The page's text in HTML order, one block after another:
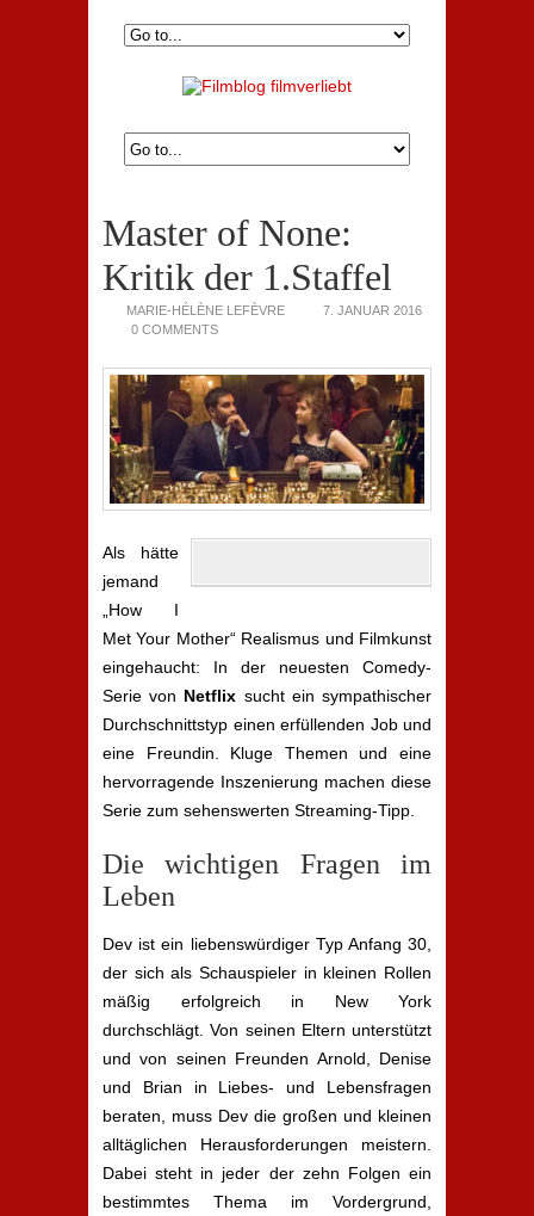
Master of None:
Kritik der 1.Staffel
MARIE-HÉLÈNE LEFÈVRE
7. JANUAR 2016
0 COMMENTS
Als hätte
jemand
„How I
Met Your Mother“ Realismus und Filmkunst
eingehaucht: In der neuesten Comedy-
Serie von Netflix sucht ein sympathischer
Durchschnittstyp einen erfüllenden Job und
eine Freundin. Kluge Themen und eine
hervorragende Inszenierung machen diese
Serie zum sehenswerten Streaming-Tipp.
Die wichtigen Fragen im
Leben
Dev ist ein liebenswürdiger Typ Anfang 30,
der sich als Schauspieler in kleinen Rollen
mäßig erfolgreich in New York
durchschlägt. Von seinen Eltern unterstützt
und von seinen Freunden Arnold, Denise
und Brian in Liebes- und Lebensfragen
beraten, muss Dev die großen und kleinen
alltäglichen Herausforderungen meistern.
Dabei steht in jeder der zehn Folgen ein
bestimmtes Thema im Vordergrund,